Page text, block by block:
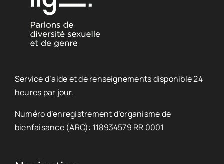
Service d’aide et de renseignements disponible 24
heures par jour.
Numéro d’enregistrement d’organisme de
bienfaisance (ARC): 118934579 RR 0001